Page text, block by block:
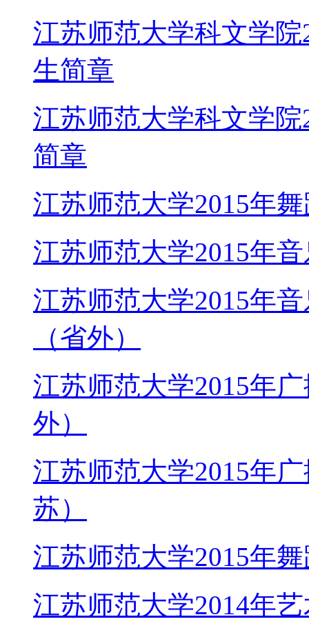
江苏师范大学科文学
生简章
江苏师范大学科文学
简章
江苏师范大学2015年
江苏师范大学2015年
江苏师范大学2015年
（省外）
江苏师范大学2015年
外）
江苏师范大学2015年
苏）
江苏师范大学2015年
江苏师范大学2014年